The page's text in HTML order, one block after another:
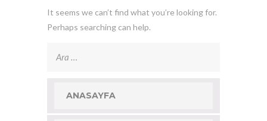
It seems we can’t find what you’re looking for.
Perhaps searching can help.
ANASAYFA